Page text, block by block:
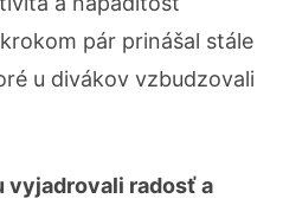
pár prinášal stále
u divákov vzbudzovali
vyjadrovali radosť a